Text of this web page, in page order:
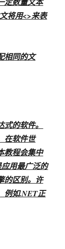
将用<>来表
相同的文
的软件。
在软件世
教程会集中
用最广泛的
的区别。许
例如.NET正